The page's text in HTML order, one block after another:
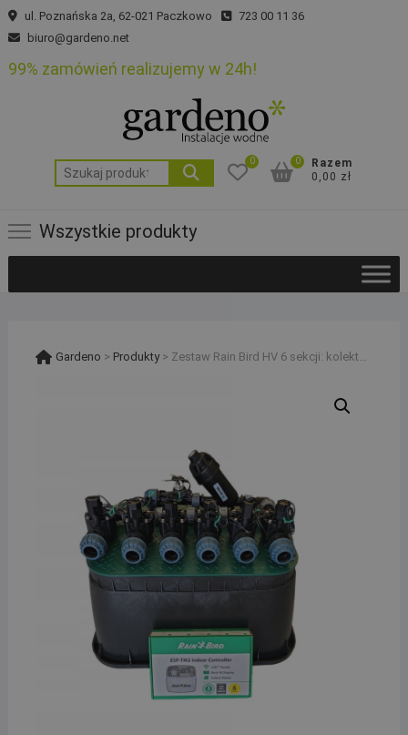
Skip
to
ul. Poznańska 2a, 62-021 Paczkowo
723 00 11 36
biuro@gardeno.net
99% zamówień realizujemy w 24h!
Szukaj:
0
Razem
0,00 zł
0
Wszystkie produkty
Gardeno > Produkty> Zestaw Rain Bird HV 6 sekcji: kolektor z filtrem i kompresorem, sterownik TM2 i studzienka PE 20